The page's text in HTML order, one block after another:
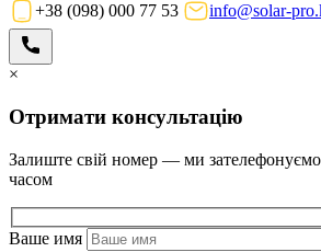
+38 (098) 000 77 53 info@solar-
×
Отримати консультацію
Залиште свій номер — ми
часом
Ваше имя